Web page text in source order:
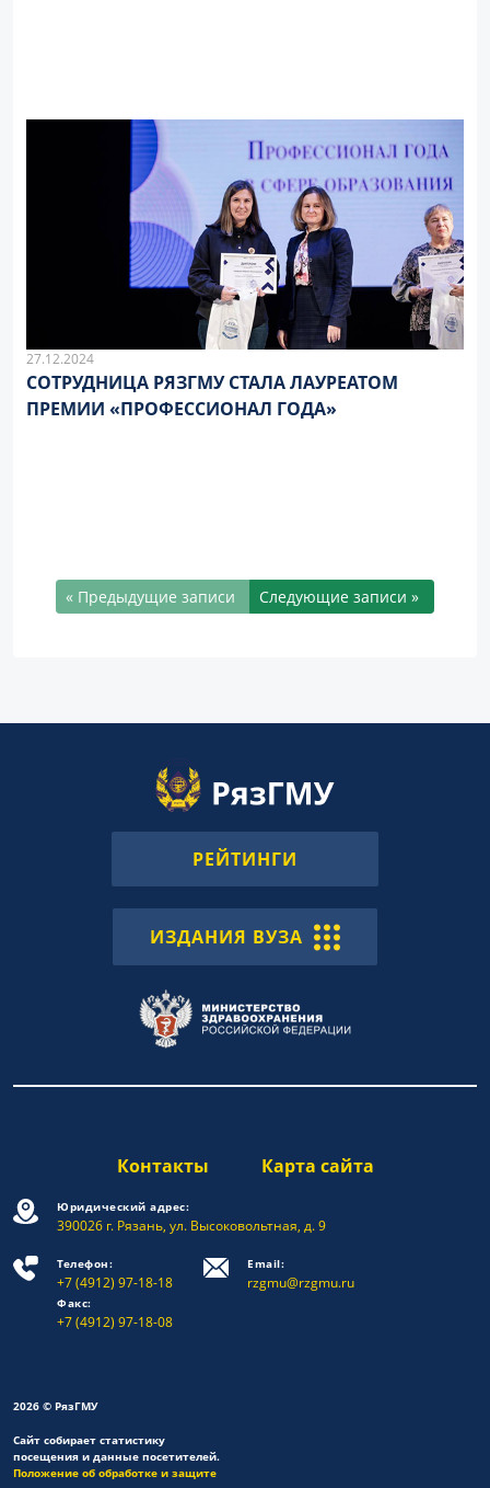
27.12.2024
СОТРУДНИЦА РЯЗГМУ СТАЛА ЛАУРЕАТОМ
ПРЕМИИ «ПРОФЕССИОНАЛ ГОДА»
« Предыдущие записи Следующие записи »
РЕЙТИНГИ
ИЗДАНИЯ ВУЗА
Контакты Карта сайта
Юридический адрес:
390026 г. Рязань, ул. Высоковольтная, д. 9
Телефон:
+7 (4912) 97-18-18
Факс:
+7 (4912) 97-18-08
Email:
rzgmu@rzgmu.ru
2026 © РязГМУ
Сайт собирает статистику
посещения и данные посетителей.
Положение об обработке и защите